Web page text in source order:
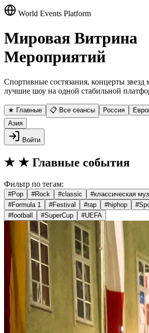
World Events Platform
Мировая Витрина
Мероприятий
Спортивные состязания, концерты
лучшие шоу на одной стабильной
★ Главные 📋 Все сеансы Россия
Азия
Войти
★ ★ Главные события
Фильтр по тегам:
#Pop #Rock #classic #классическая
#Formula 1 #Festival #rap #hiphop #
#football #SuperCup #UEFA